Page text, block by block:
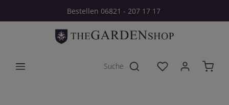
Zum Hauptinhalt springenBestellen 06821 - 207 17 17
Du hast 0